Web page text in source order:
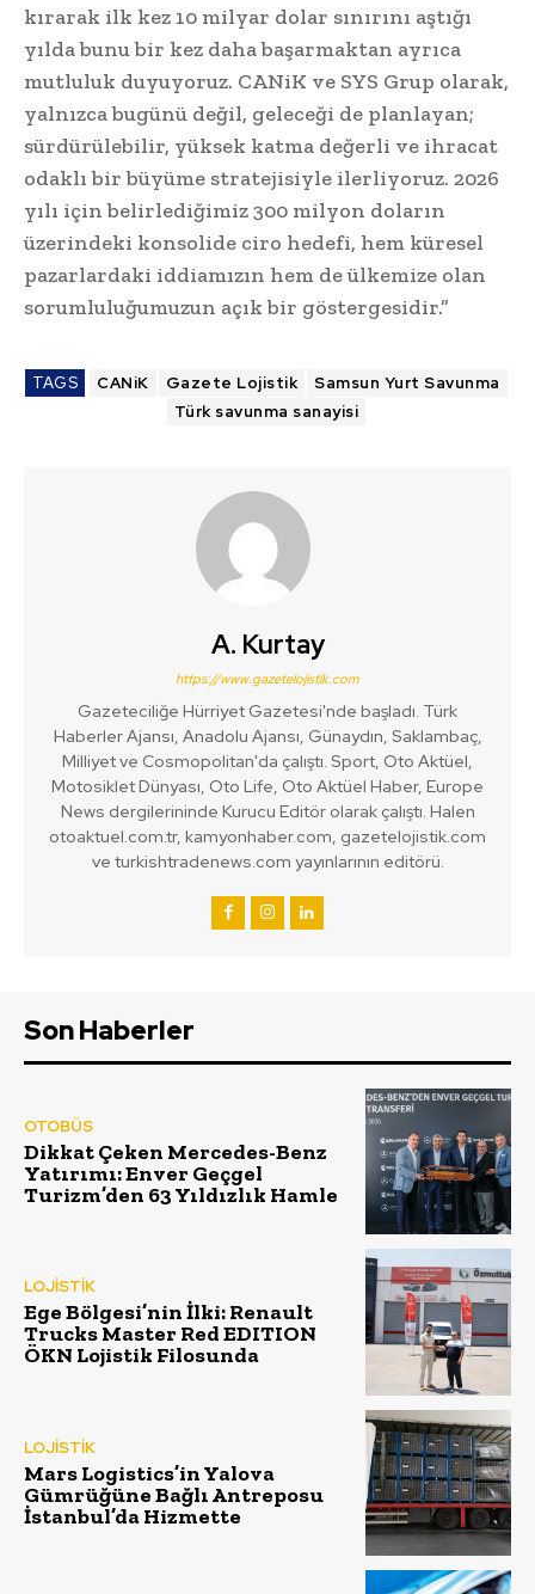
kırarak ilk kez 10 milyar dolar sınırını aştığı
yılda bunu bir kez daha başarmaktan ayrıca
mutluluk duyuyoruz. CANiK ve SYS Grup olarak,
yalnızca bugünü değil, geleceği de planlayan;
sürdürülebilir, yüksek katma değerli ve ihracat
odaklı bir büyüme stratejisiyle ilerliyoruz. 2026
yılı için belirlediğimiz 300 milyon doların
üzerindeki konsolide ciro hedefi, hem küresel
pazarlardaki iddiamızın hem de ülkemize olan
sorumluluğumuzun açık bir göstergesidir.”
TAGS CANiK Gazete Lojistik
Samsun Yurt Savunma
Türk savunma sanayisi
A. Kurtay
https://www.gazetelojistik.com
Gazeteciliğe Hürriyet Gazetesi'nde başladı. Türk
Haberler Ajansı, Anadolu Ajansı, Günaydın, Saklambaç,
Milliyet ve Cosmopolitan'da çalıştı. Sport, Oto Aktüel,
Motosiklet Dünyası, Oto Life, Oto Aktüel Haber, Europe
News dergilerininde Kurucu Editör olarak çalıştı. Halen
otoaktuel.com.tr, kamyonhaber.com, gazetelojistik.com
ve turkishtradenews.com yayınlarının editörü.
Son Haberler
OTOBÜS
Dikkat Çeken Mercedes-Benz
Yatırımı: Enver Geçgel
Turizm’den 63 Yıldızlık Hamle
LOJİSTİK
Ege Bölgesi’nin İlki: Renault
Trucks Master Red EDITION
ÖKN Lojistik Filosunda
LOJİSTİK
Mars Logistics’in Yalova
Gümrüğüne Bağlı Antreposu
İstanbul’da Hizmette